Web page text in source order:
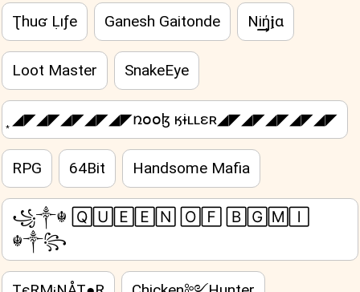
Ʈhuʛ Ḷıƒe Ganesh Gaitonde Ni͢͢͢ή𝖏α
Loot Master SnakeEye
͙◢◤◢◤◢◤◢◤◢◤ռօօɮ ӄɨʟʟɛʀ◢◤◢◤◢◤◢◤◢◤
RPG 64Bit Handsome Mafia
꧁༒☬ 🅀🅄🄴🄴🄽 🄾🄵 🄱🄶🄼🄸
☬༒꧂